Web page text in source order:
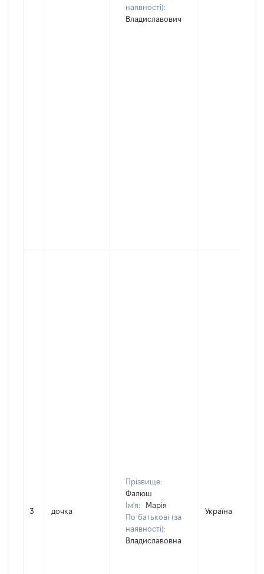
наявності):
Владиславович
3 дочка
Прізвище:
Фалюш
Ім'я:
Марія
По батькові (за
наявності):
Владиславовна
Україна